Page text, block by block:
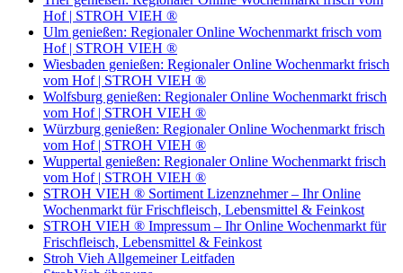
Hof | STROH VIEH ®
Ulm genießen: Regionaler Online Wochenmarkt frisch vom
Hof | STROH VIEH ®
Wiesbaden genießen: Regionaler Online Wochenmarkt frisch
vom Hof | STROH VIEH ®
Wolfsburg genießen: Regionaler Online Wochenmarkt frisch
vom Hof | STROH VIEH ®
Würzburg genießen: Regionaler Online Wochenmarkt frisch
vom Hof | STROH VIEH ®
Wuppertal genießen: Regionaler Online Wochenmarkt frisch
vom Hof | STROH VIEH ®
STROH VIEH ® Sortiment Lizenznehmer – Ihr Online
Wochenmarkt für Frischfleisch, Lebensmittel & Feinkost
STROH VIEH ® Impressum – Ihr Online Wochenmarkt für
Frischfleisch, Lebensmittel & Feinkost
Stroh Vieh Allgemeiner Leitfaden